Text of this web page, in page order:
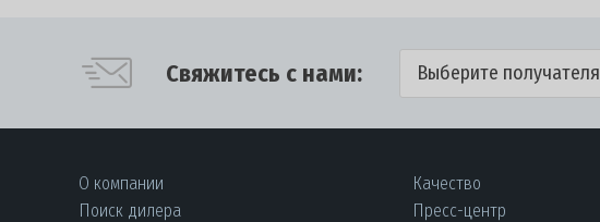
Свяжитесь с нами: Выберите получателя
О компании
Поиск дилера
Качество
Пресс-центр